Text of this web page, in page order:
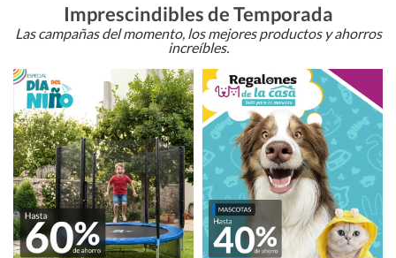
Imprescindibles de Temporada
Las campañas del momento, los mejores productos y ahorros
increíbles.